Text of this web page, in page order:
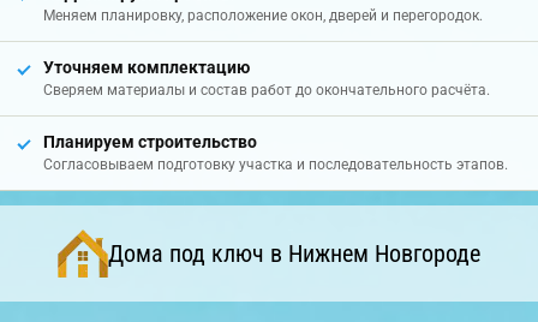
Меняем планировку, расположение окон, дверей и перегородок.
Уточняем комплектацию
Сверяем материалы и состав работ до окончательного расчёта.
Планируем строительство
Согласовываем подготовку участка и последовательность этапов.
Дома под ключ в Нижнем Новгороде